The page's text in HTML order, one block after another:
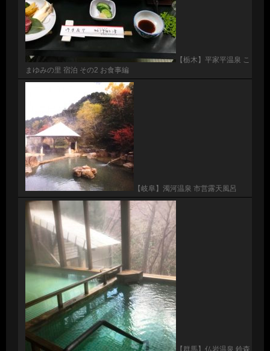
【栃木】平家平温泉 こ
まゆみの里 宿泊 その2 お食事編
【岐阜】濁河温泉 市営露天風呂
【群馬】仏岩温泉 鈴森